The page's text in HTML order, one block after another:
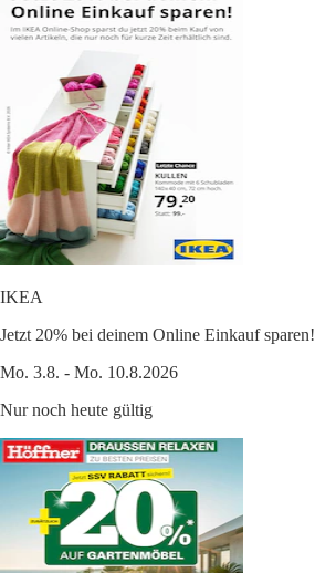
IKEA
Jetzt 20% bei deinem Online Einkauf sparen!
Mo. 3.8. - Mo. 10.8.2026
Nur noch heute gültig